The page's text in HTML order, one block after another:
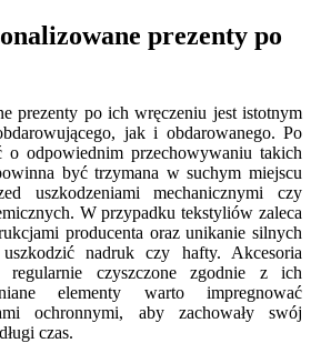
prezenty po
prezenty po ich wręczeniu jest istotnym
jak i obdarowanego. Po
o odpowiednim przechowywaniu takich
być trzymana w suchym miejscu
uszkodzeniami mechanicznymi czy
W przypadku tekstyliów zaleca
producenta oraz unikanie silnych
nadruk czy hafty. Akcesoria
czyszczone zgodnie z ich
elementy warto impregnować
ochronnymi, aby zachowały swój
czas.